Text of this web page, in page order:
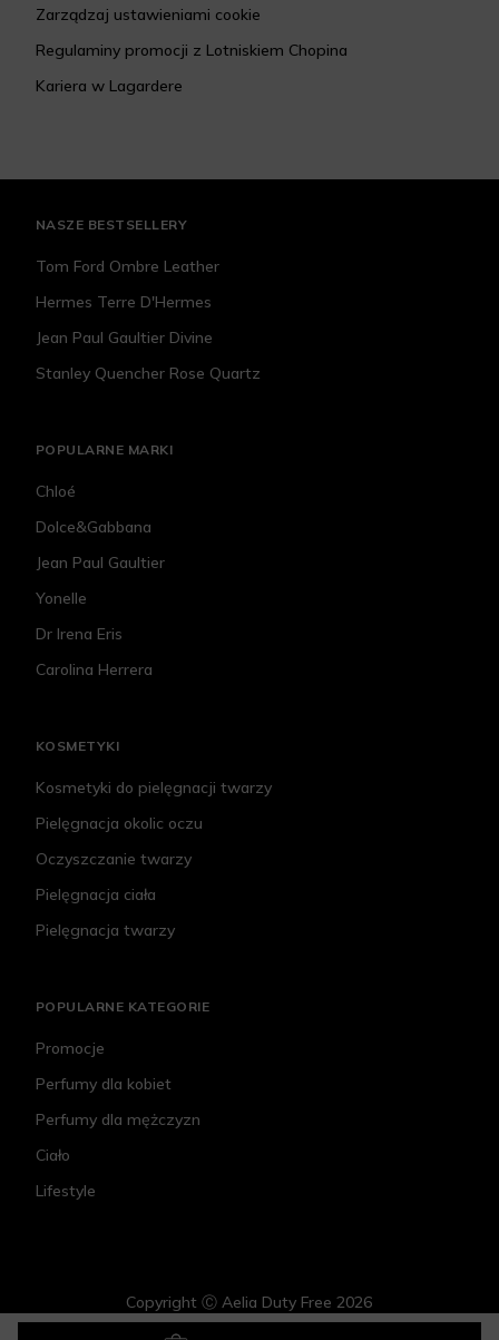
Clochee Krem 0dmładzająco-regenerujący
Zarządzaj ustawieniami cookie
Regulaminy promocji z Lotniskiem Chopina
Kariera w Lagardere
NASZE BESTSELLERY
Tom Ford Ombre Leather
Hermes Terre D'Hermes
Jean Paul Gaultier Divine
Stanley Quencher Rose Quartz
POPULARNE MARKI
Chloé
Dolce&Gabbana
Jean Paul Gaultier
Yonelle
Dr Irena Eris
Carolina Herrera
KOSMETYKI
Kosmetyki do pielęgnacji twarzy
Pielęgnacja okolic oczu
Oczyszczanie twarzy
Pielęgnacja ciała
Pielęgnacja twarzy
POPULARNE KATEGORIE
Promocje
Perfumy dla kobiet
Perfumy dla mężczyzn
Ciało
Lifestyle
Copyright Ⓒ Aelia Duty Free 2026